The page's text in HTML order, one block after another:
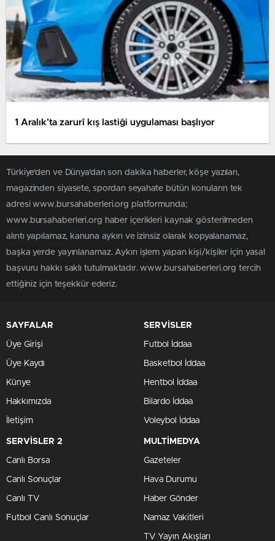
1 Aralık’ta zarurî kış lastiği uygulaması başlıyor
Türkiye'den ve Dünya’dan son dakika haberler, köşe yazıları,
magazinden siyasete, spordan seyahate bütün konuların tek
adresi www.bursahaberleri.org platformunda;
www.bursahaberleri.org haber içerikleri kaynak gösterilmeden
alıntı yapılamaz, kanuna aykırı ve izinsiz olarak kopyalanamaz,
başka yerde yayınlanamaz. Aykırı işlem yapan kişi/kişiler için yasal
başvuru hakkı saklı tutulmaktadır. www.bursahaberleri.org tercih
ettiğiniz için teşekkür ederiz.
SAYFALAR
Üye Girişi
Üye Kaydı
Künye
Hakkımızda
İletişim
SERVİSLER
Futbol İddaa
Basketbol İddaa
Hentbol İddaa
Bilardo İddaa
Voleybol İddaa
SERVİSLER 2
Canlı Borsa
Canlı Sonuçlar
Canlı TV
Futbol Canlı Sonuçlar
MULTİMEDYA
Gazeteler
Hava Durumu
Haber Gönder
Namaz Vakitleri
TV Yayın Akışları